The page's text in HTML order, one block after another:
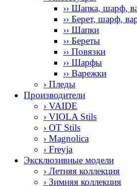
›› Шапка, шарф,
›› Берет, шарф,
›› Шапки
›› Береты
›› Повязки
›› Шарфы
›› Варежки
› Пледы
Производители
› VAIDE
› VIOLA Stils
› OT Stils
› Magnolica
› Freyja
Эксклюзивные модели
› Летняя коллекция
› Зимняя коллекция